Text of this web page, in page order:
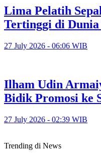
Lima Pelatih
Tertinggi di Dunia
27 July 2026 - 06:06 WIB
Ilham Udin
Bidik Promosi ke
27 July 2026 - 02:39 WIB
Trending di News